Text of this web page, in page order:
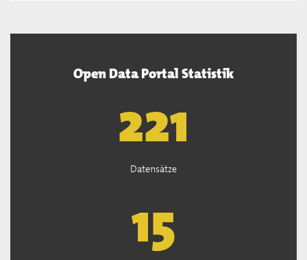
Open Data Portal Statistik
222
Datensätze
15